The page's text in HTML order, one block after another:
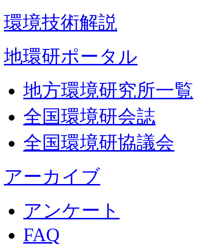
環境技術解説
地環研ポータル
地方環境研究所一覧
全国環境研会誌
全国環境研協議会
アーカイブ
アンケート
FAQ